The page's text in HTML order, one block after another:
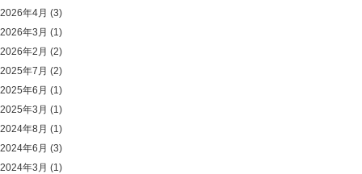
2026年4月 (3)
2026年3月 (1)
2026年2月 (2)
2025年7月 (2)
2025年6月 (1)
2025年3月 (1)
2024年8月 (1)
2024年6月 (3)
2024年3月 (1)